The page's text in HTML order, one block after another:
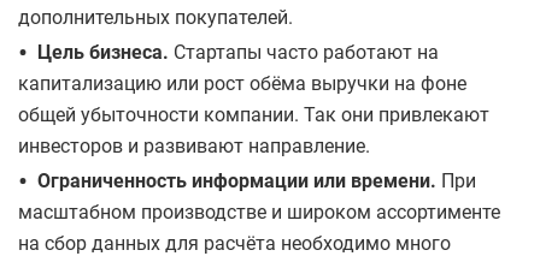
дополнительных покупателей.
• Цель бизнеса. Стартапы часто работают на
капитализацию или рост обёма выручки на фоне
общей убыточности компании. Так они привлекают
инвесторов и развивают направление.
• Ограниченность информации или времени. При
масштабном производстве и широком ассортименте
на сбор данных для расчёта необходимо много